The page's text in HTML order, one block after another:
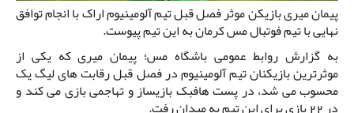
پیمان میری بازیکن موثر فصل قبل تیم آلومینیوم اراک با انجام توافق
نهایی با تیم فوتبال مس کرمان به این تیم پیوست.
به گزارش روابط عمومی باشگاه مس؛ پیمان میری که یکی از
موثرترین بازیکنان تیم آلومینیوم در فصل قبل رقابت های لیگ یک
محسوب می شد، در پست هافبک بازیساز و تهاجمی بازی می کند و